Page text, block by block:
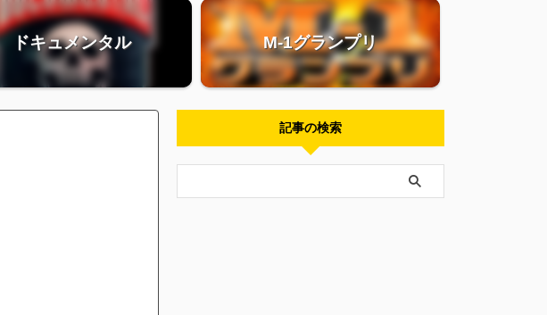
ドキュメンタル M-1グランプリ
記事の検索